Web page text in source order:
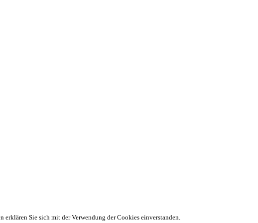
erklären Sie sich mit der Verwendung der Cookies einverstanden.